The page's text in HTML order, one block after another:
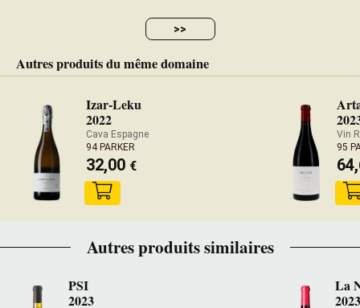
>>
Autres produits du même domaine
Izar-Leku
2022
Cava Espagne
94 PARKER
32,00 €
Vin
95
Autres produits similaires
PSI
2023
La
2023